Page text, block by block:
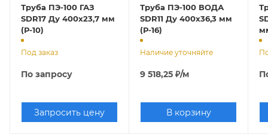
Труба ПЭ-100 ГАЗ
SDR17 Ду 400х23,7 мм
(Р-10)
Под заказ
По запросу
Запросить цену
Труба ПЭ-100 ВОДА
SDR11 Ду 400х36,3 мм
(Р-16)
Наличие уточняйте
9 518,25 ₽/м
В корзину